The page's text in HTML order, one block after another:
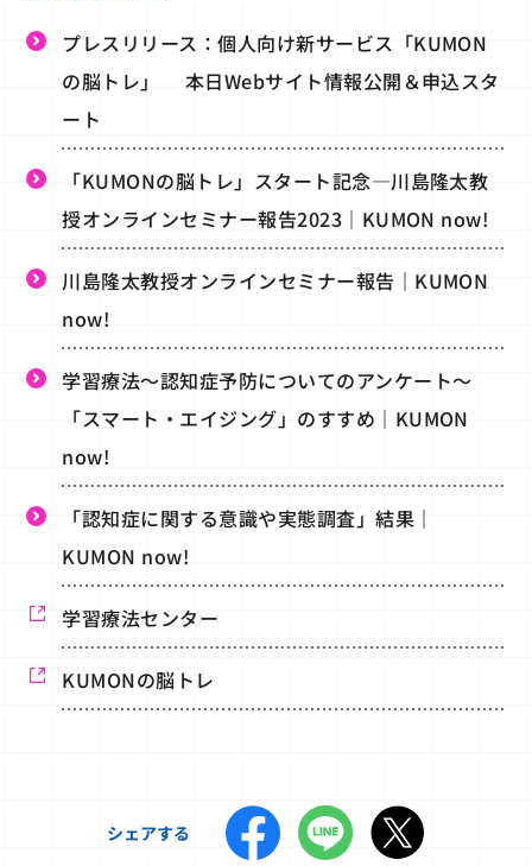
プレスリリース：個人向け新サービス「KUMON
の脳トレ」 本日Webサイト情報公開＆申込スタ
ート
「KUMONの脳トレ」スタート記念―川島隆太教
授オンラインセミナー報告2023｜KUMON now!
川島隆太教授オンラインセミナー報告｜KUMON
now!
学習療法～認知症予防についてのアンケート～
「スマート・エイジング」のすすめ｜KUMON
now!
「認知症に関する意識や実態調査」結果｜
KUMON now!
学習療法センター
KUMONの脳トレ
シェアする